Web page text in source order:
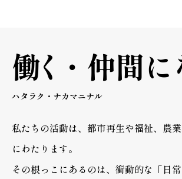
働く ・ 仲間に
ハタラク・ナカマニナル
私たちの活動は、都市再生や福祉、農
にわたります。
その根っこにあるのは、衝動的な「日